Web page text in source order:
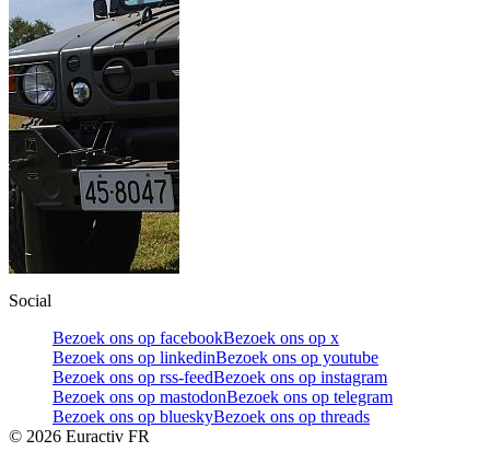
Social
Bezoek ons op facebookBezoek ons op x
Bezoek ons op linkedinBezoek ons op youtube
Bezoek ons op rss-feedBezoek ons op instagram
Bezoek ons op mastodonBezoek ons op telegram
Bezoek ons op blueskyBezoek ons op threads
© 2026 Euractiv FR